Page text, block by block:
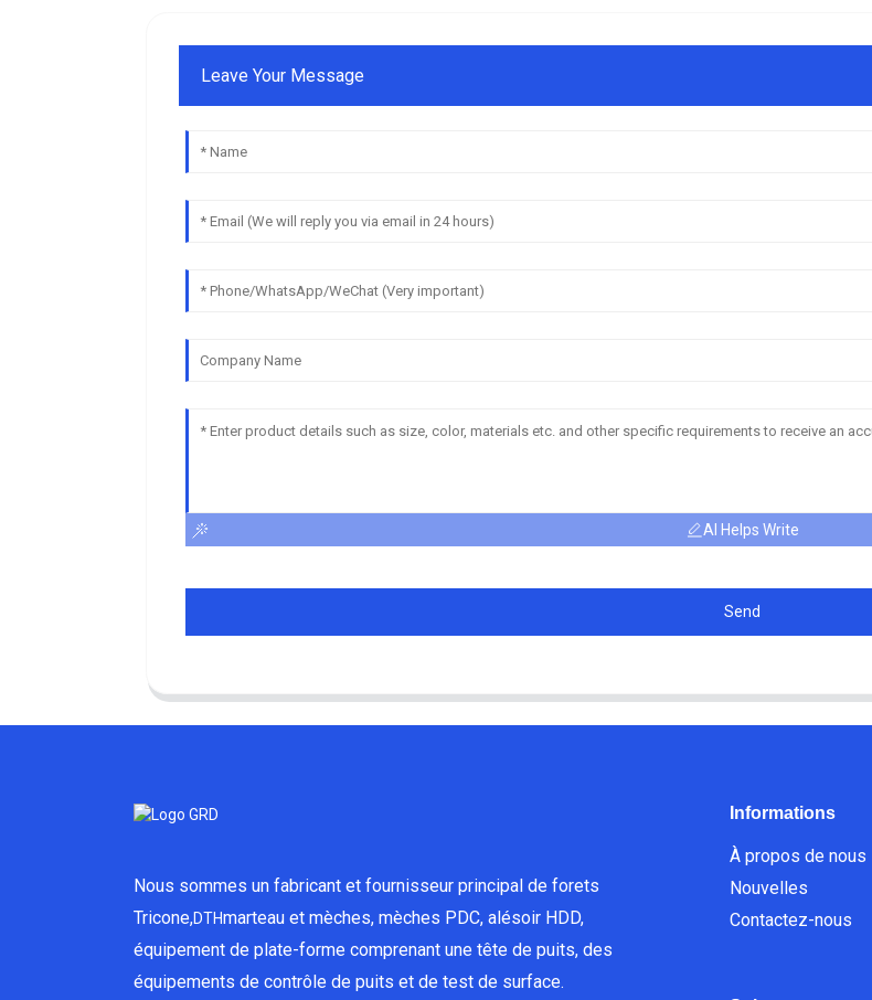
Leave Your Message
AI Helps Write
Send
Nous sommes un fabricant et fournisseur principal de forets
Tricone,DTHmarteau et mèches, mèches PDC, alésoir HDD,
équipement de plate-forme comprenant une tête de puits, des
équipements de contrôle de puits et de test de surface.
Informations
À propos de nous
Nouvelles
Contactez-nous